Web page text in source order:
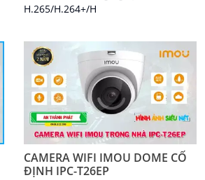
H.265/H.264+/H
CAMERA WIFI IMOU DOME CỐ
ĐỊNH IPC-T26EP